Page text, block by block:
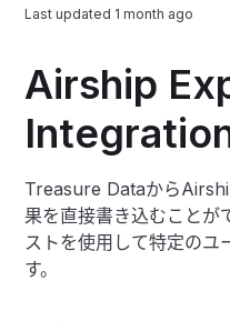
Last updated 1 month ago
Airship
Treasure Dataから
果を直接書き込むことが
ストを使用して特定のユ
す。